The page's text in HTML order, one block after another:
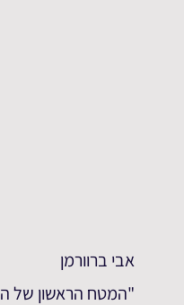
אבי ברוורמן
"המטח הראשון של